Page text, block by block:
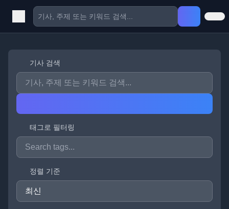
기사 검색
태그로 필터링
정렬 기준